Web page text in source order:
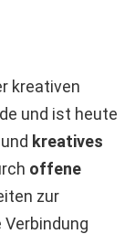
kreativen
und ist heute
und kreatives
offene
zur